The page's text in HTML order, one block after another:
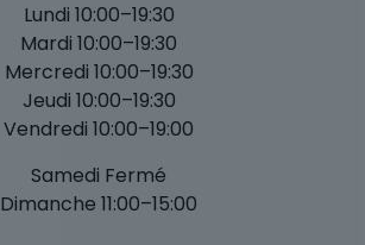
Lundi 10:00–19:30
Mardi 10:00–19:30
Mercredi 10:00–19:30
Jeudi 10:00–19:30
Vendredi 10:00–19:00
Samedi Fermé
Dimanche 11:00–15:00